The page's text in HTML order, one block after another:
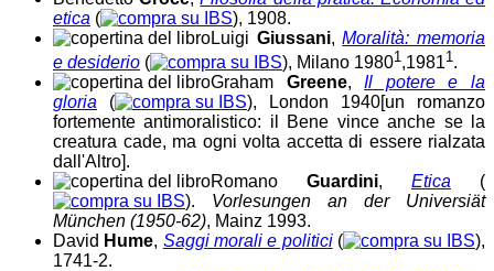
etica (
), 1908.
Luigi Giussani,Moralità: memoria
e desiderio ( ), Milano 19801 ,19811 .
Graham Greene,Il potere e la
gloria ( ), London 1940[un romanzo
fortemente antimoralistico: il Bene vince anche se la
creatura cade, ma ogni volta accetta di essere rialzata
dall'Altro].
Romano Guardini, Etica (
). Vorlesungen an der Universiät
München (1950-62), Mainz 1993.
David Hume, Saggi morali e politici(
),
1741-2.